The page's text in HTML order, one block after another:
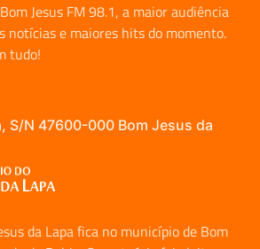
Jesus FM 98.1, a maior audiência
notícias e maiores hits do momento.
tudo!
S/N 47600-000 Bom Jesus da
da Lapa fica no município de Bom